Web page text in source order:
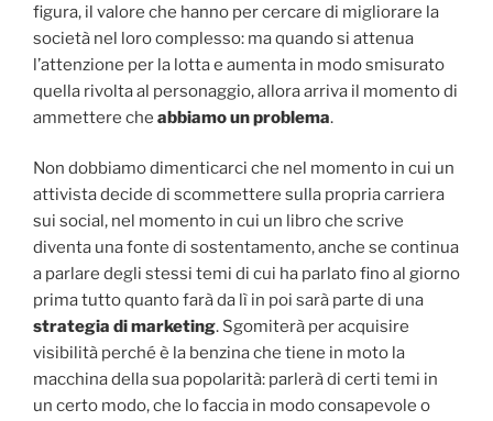
figura, il valore che hanno per cercare di migliorare la
società nel loro complesso: ma quando si attenua
l’attenzione per la lotta e aumenta in modo smisurato
quella rivolta al personaggio, allora arriva il momento di
ammettere che abbiamo un problema.
Non dobbiamo dimenticarci che nel momento in cui un
attivista decide di scommettere sulla propria carriera
sui social, nel momento in cui un libro che scrive
diventa una fonte di sostentamento, anche se continua
a parlare degli stessi temi di cui ha parlato fino al giorno
prima tutto quanto farà da lì in poi sarà parte di una
strategia di marketing. Sgomiterà per acquisire
visibilità perché è la benzina che tiene in moto la
macchina della sua popolarità: parlerà di certi temi in
un certo modo, che lo faccia in modo consapevole o